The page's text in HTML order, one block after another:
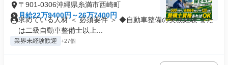
〒901-0306沖縄県糸満市西崎町
月給22万9400円～26万7400円
求めている人材 ＜ 必須要件 ＞ ◆自動車整備の実務経験 また
は二級自動車整備士以上...
業界未経験歓迎 +27個